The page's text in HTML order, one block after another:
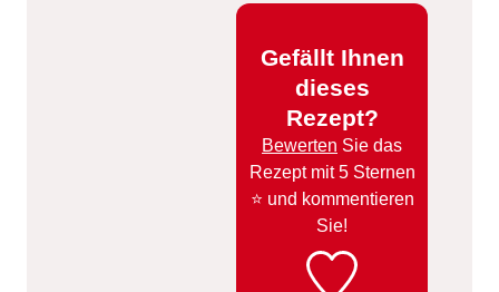
Gefällt Ihnen
dieses
Rezept?
Bewerten Sie das
Rezept mit 5 Sternen
⭐️ und kommentieren
Sie!